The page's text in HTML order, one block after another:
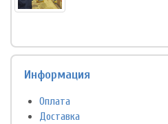
Информация
Оплата
Доставка